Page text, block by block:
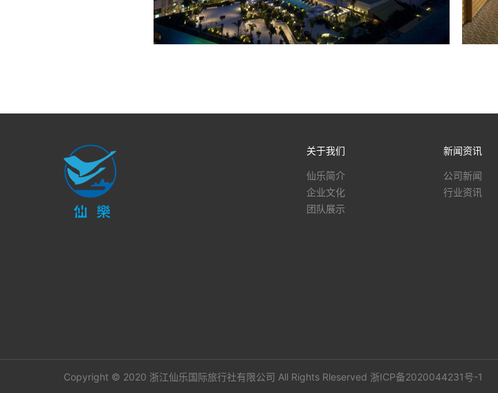
关于我们
仙乐简介
企业文化
团队展示
新闻资讯
公司新闻
行业资讯
Copyright © 2020 浙江仙乐国际旅行社有限公司 All Rights Rleserved 浙ICP备2020044231号-1